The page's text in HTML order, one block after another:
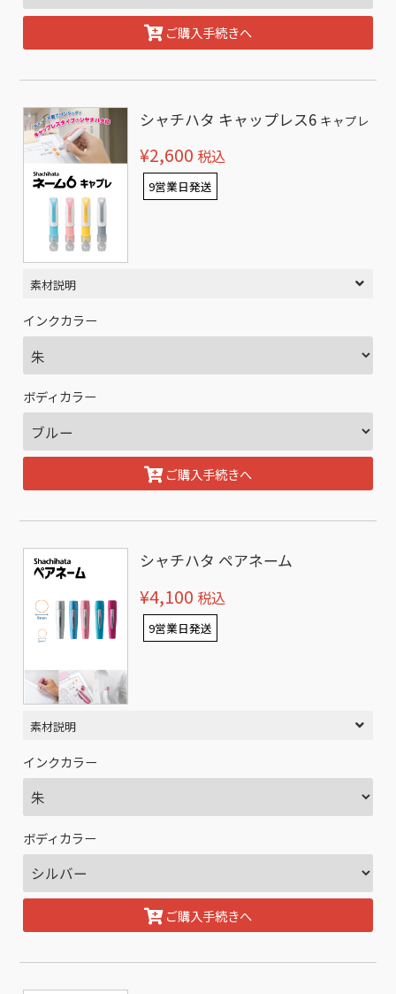
ご購入手続きへ
シャチハタ キャップレス6 キャプレ
¥2,600 税込
9営業日発送
素材説明
インクカラー
ボディカラー
ご購入手続きへ
シャチハタ ペアネーム
¥4,100 税込
9営業日発送
素材説明
インクカラー
ボディカラー
ご購入手続きへ